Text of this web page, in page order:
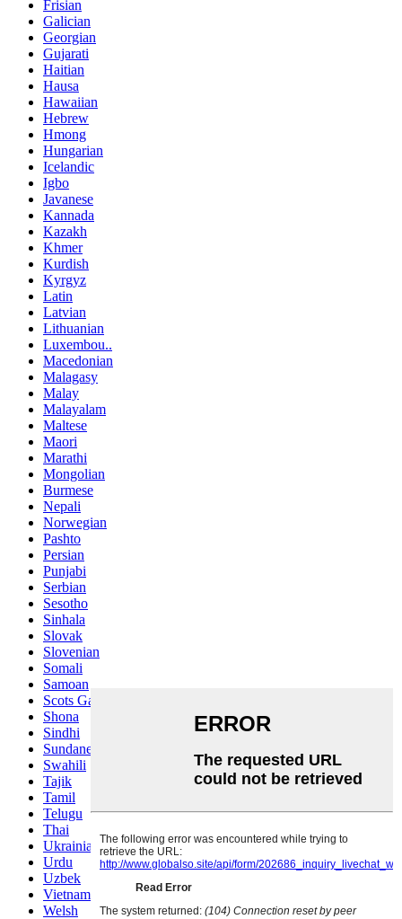
Frisian
Galician
Georgian
Gujarati
Haitian
Hausa
Hawaiian
Hebrew
Hmong
Hungarian
Icelandic
Igbo
Javanese
Kannada
Kazakh
Khmer
Kurdish
Kyrgyz
Latin
Latvian
Lithuanian
Luxembou..
Macedonian
Malagasy
Malay
Malayalam
Maltese
Maori
Marathi
Mongolian
Burmese
Nepali
Norwegian
Pashto
Persian
Punjabi
Serbian
Sesotho
Sinhala
Slovak
Slovenian
Somali
Samoan
Scots Gaelic
Shona
Sindhi
Sundanese
Swahili
Tajik
Tamil
Telugu
Thai
Ukrainian
Urdu
Uzbek
Vietnamese
Welsh